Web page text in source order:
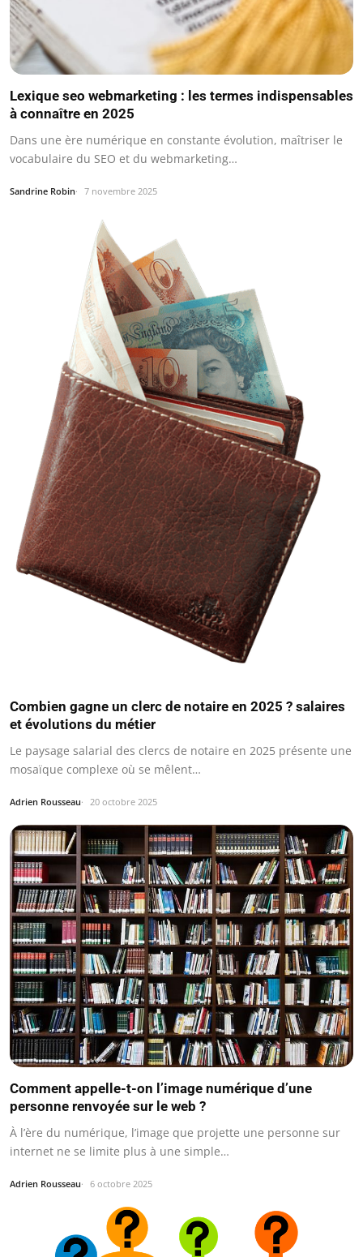
Lexique seo webmarketing : les termes indispensables
à connaître en 2025
Dans une ère numérique en constante évolution, maîtriser le
vocabulaire du SEO et du webmarketing…
Sandrine Robin 7 novembre 2025
Combien gagne un clerc de notaire en 2025 ? salaires
et évolutions du métier
Le paysage salarial des clercs de notaire en 2025 présente une
mosaïque complexe où se mêlent…
Adrien Rousseau 20 octobre 2025
Comment appelle-t-on l’image numérique d’une
personne renvoyée sur le web ?
À l’ère du numérique, l’image que projette une personne sur
internet ne se limite plus à une simple…
Adrien Rousseau 6 octobre 2025